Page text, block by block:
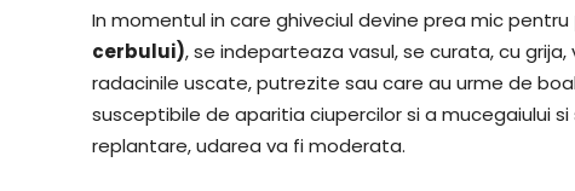
In momentul in care ghiveciul devine prea mic pentru
cerbului), se indeparteaza vasul, se curata, cu
radacinile uscate, putrezite sau care au urme de
susceptibile de aparitia ciupercilor si a mucegaiului
replantare, udarea va fi moderata.